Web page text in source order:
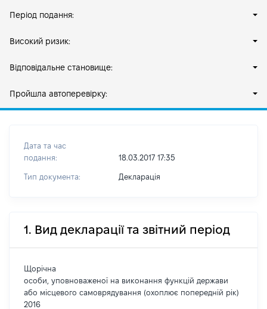
Період подання:
Високий ризик:
Відповідальне становище:
Пройшла автоперевірку:
Дата та час
подання:
18.03.2017 17:35
Тип документа: Декларація
1. Вид декларації та звітний період
Щорічна
особи, уповноваженої на виконання функцій держави
або місцевого самоврядування (охоплює попередній рік)
2016